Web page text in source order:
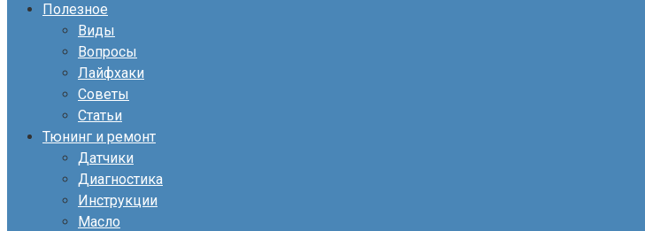
Полезное
Виды
Вопросы
Лайфхаки
Советы
Статьи
Тюнинг и ремонт
Датчики
Диагностика
Инструкции
Масло